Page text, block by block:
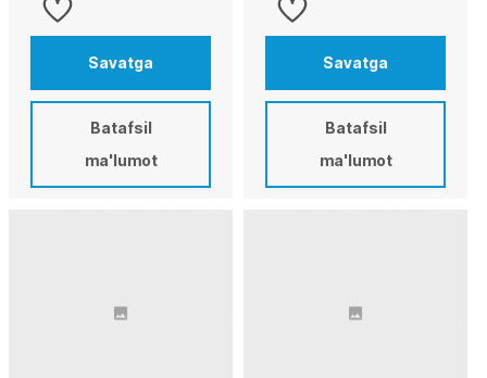
Savatga
Batafsil
ma'lumot
Savatga
Batafsil
ma'lumot